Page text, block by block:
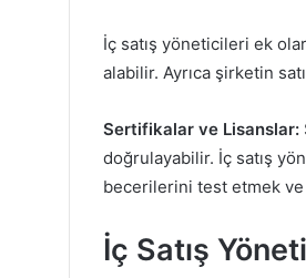
İç satış yöneticileri ek
alabilir. Ayrıca şirketin
Sertifikalar ve Lisanslar:
doğrulayabilir. İç satış
becerilerini test etmek
İç Satış